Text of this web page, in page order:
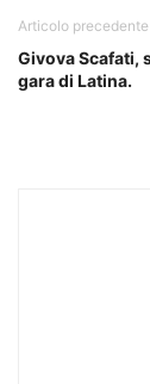
Articolo precedente
Givova Scafati,
gara di Latina.